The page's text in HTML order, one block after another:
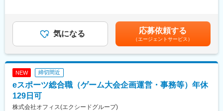
PayPayをNo1のFintech企業に。という全社のミッションを達成
するため、PayPayアプリの上でお金にまつわるすべて（「つか
う」以外に「ためる」「ふやす」「かりる」「そなえる」「かん
りする」）のユースケースを創り上げていく実行部隊です。
スマホファーストな金融サービスのUIUXを発明していくことにも
なりますので、金融機関での新規事業開発を経験されていた方
や、ネット企業で実績を上げてこられた方、海外での新規事業に
携わっていた方など様々なメンバーで構成されています。
マに一緒に取り組むエネルギー導入・再エネ促進スタッフ（購買
担当）を募集します。
における新電力開発や新メニュー採用などの施策を立案・実行す
る事により貢献することができます。
◎エネルギー (主に再エネ含む電気) における導入最適化・コスト
削減の情報収集と開拓 [取引先面談、文献など]
あり、選考を通じて上下する可能性があります。月給(月額)は固定
手当を含めた表記です。
気になる 応募依頼する
（エージェントサービス）
NEW 締切間近
eスポーツ総合職（ゲーム大会企画運営・事務等）年休
129日可
株式会社オフィス(エクシードグループ)